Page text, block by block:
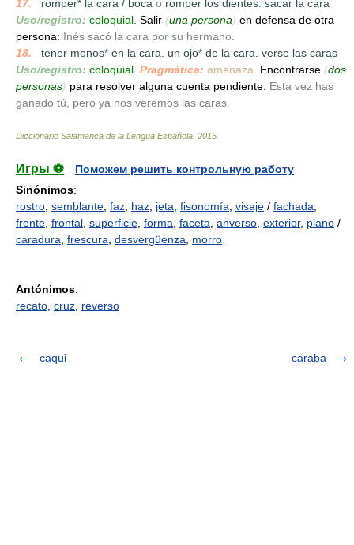
17. romper* la cara / boca o romper los dientes. sacar la cara
Uso/registro: coloquial. Salir (una persona) en defensa de otra
persona: Inés sacó la cara por su hermano.
18.
tener monos* en la cara. un ojo* de la cara. verse las caras
Uso/registro: coloquial. Pragmática: amenaza. Encontrarse (dos
personas) para resolver alguna cuenta pendiente: Esta vez has
ganado tú, pero ya nos veremos las caras.
Diccionario Salamanca de la Lengua Española 2015
Игры ⚽
Поможем решить контрольную работу
Sinónimos:
rostro semblante faz haz jeta fisonomía visaje / fachada
frente frontal superficie forma faceta anverso exterior, plano /
caradura frescura desvergüenza morro
Antónimos:
recato cruz reverso
caqui caraba